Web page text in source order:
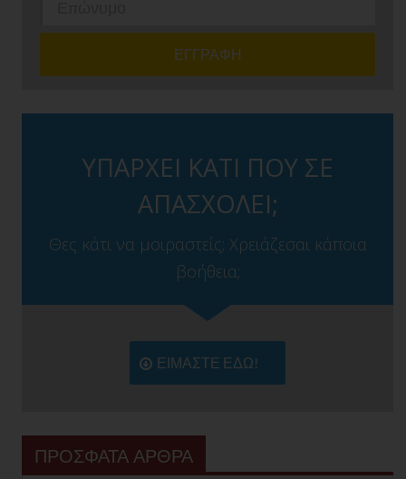
ΥΠΑΡΧΕΙ ΚΑΤΙ ΠΟΥ ΣΕ
ΑΠΑΣΧΟΛΕΙ;
Θες κάτι να μοιραστείς; Χρειάζεσαι κάποια
βοήθεια;
ΕΙΜΑΣΤΕ ΕΔΩ!
ΠΡΟΣΦΑΤΑ ΑΡΘΡΑ